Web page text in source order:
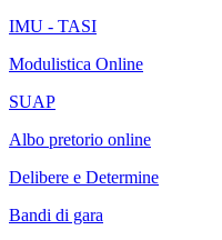
IMU - TASI
Modulistica Online
SUAP
Albo pretorio online
Delibere e Determine
Bandi di gara